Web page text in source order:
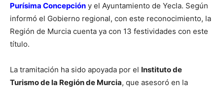
Purísima Concepción y el Ayuntamiento de Yecla. Según
informó el Gobierno regional, con este reconocimiento, la
Región de Murcia cuenta ya con 13 festividades con este
título.
La tramitación ha sido apoyada por el Instituto de
Turismo de la Región de Murcia, que asesoró en la